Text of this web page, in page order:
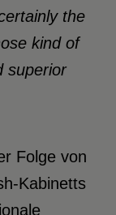
the
kind of
superior
Folge von
Kabinetts